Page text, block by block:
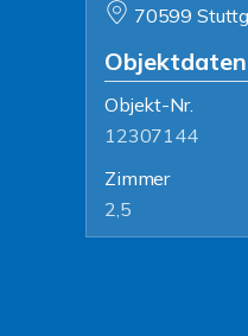
70599
Objektdaten
Objekt-Nr.
12307144
Zimmer
2,5